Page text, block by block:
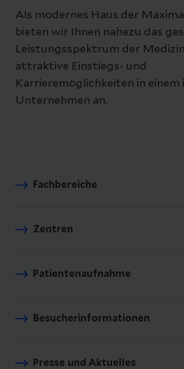
Als modernes Haus der
bieten wir Ihnen nahezu das
Leistungsspektrum der
attraktive Einstiegs- und
Karrieremöglichkeiten in einem
Unternehmen an.
Fachbereiche
Zentren
Patientenaufnahme
Besucherinformationen
Presse und Aktuelles